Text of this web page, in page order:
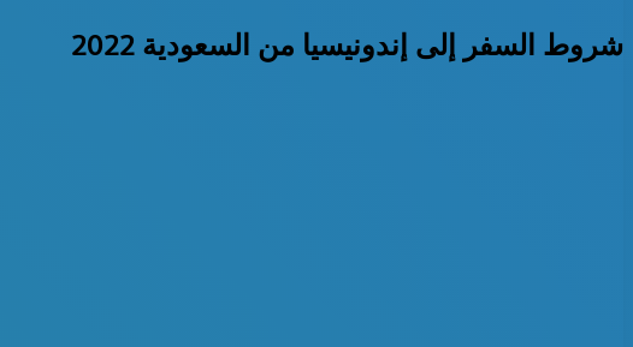
شروط السفر إلى إندونيسيا من السعودية 2022